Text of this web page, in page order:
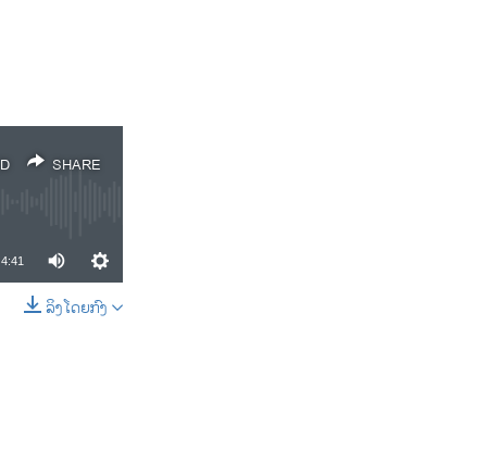
SHARE
SHARE
4:41
ລິງໂດຍກົງ